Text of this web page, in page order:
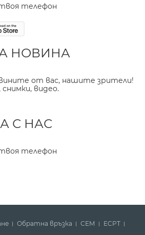
телефон
НОВИНА
от вас, нашите зрители!
видео.
С НАС
телефон
Обратна връзка СЕМ
ECPT